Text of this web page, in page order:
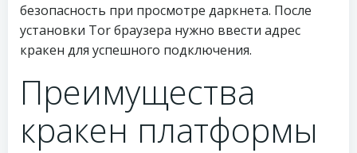
безопасность при просмотре даркнета. После
установки Tor браузера нужно ввести адрес
кракен для успешного подключения.
Преимущества
кракен платформы